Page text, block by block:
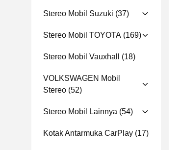
Stereo Mobil Suzuki (37)
Stereo Mobil TOYOTA (169)
Stereo Mobil Vauxhall (18)
VOLKSWAGEN Mobil
Stereo (52)
Stereo Mobil Lainnya (54)
Kotak Antarmuka CarPlay (17)